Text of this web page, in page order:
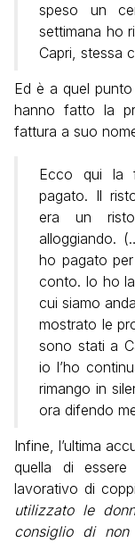
speso un
settimana ho
Capri, stessa
Ed è a quel
hanno fatto la
fattura a suo
Ecco qui la
pagato. Il
era un
alloggiando.
ho pagato
conto. Io ho
cui siamo
mostrato le
sono stati a
io l’ho
rimango in
ora difendo
Infine, l’ultima
quella di
lavorativo di
utilizzato le
consiglio di